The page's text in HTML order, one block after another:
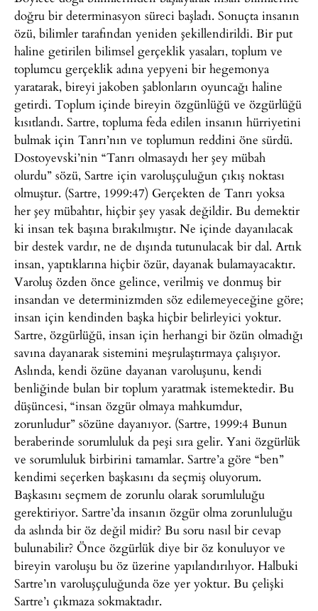
doğru bir determinasyon süreci başladı. Sonuçta insanın
özü, bilimler tarafından yeniden şekillendirildi. Bir put
haline getirilen bilimsel gerçeklik yasaları, toplum ve
toplumcu gerçeklik adına yepyeni bir hegemonya
yaratarak, bireyi jakoben şablonların oyuncağı haline
getirdi. Toplum içinde bireyin özgünlüğü ve özgürlüğü
kısıtlandı. Sartre, topluma feda edilen insanın hürriyetini
bulmak için Tanrı’nın ve toplumun reddini öne sürdü.
Dostoyevski’nin “Tanrı olmasaydı her şey mübah
olurdu” sözü, Sartre için varoluşçuluğun çıkış noktası
olmuştur. (Sartre, 1999:47) Gerçekten de Tanrı yoksa
her şey mübahtır, hiçbir şey yasak değildir. Bu demektir
ki insan tek başına bırakılmıştır. Ne içinde dayanılacak
bir destek vardır, ne de dışında tutunulacak bir dal. Artık
insan, yaptıklarına hiçbir özür, dayanak bulamayacaktır.
Varoluş özden önce gelince, verilmiş ve donmuş bir
insandan ve determinizmden söz edilemeyeceğine göre;
insan için kendinden başka hiçbir belirleyici yoktur.
Sartre, özgürlüğü, insan için herhangi bir özün olmadığı
savına dayanarak sistemini meşrulaştırmaya çalışıyor.
Aslında, kendi özüne dayanan varoluşunu, kendi
benliğinde bulan bir toplum yaratmak istemektedir. Bu
düşüncesi, “insan özgür olmaya mahkumdur,
zorunludur” sözüne dayanıyor. (Sartre, 1999:4 Bunun
beraberinde sorumluluk da peşi sıra gelir. Yani özgürlük
ve sorumluluk birbirini tamamlar. Sartre’a göre “ben”
kendimi seçerken başkasını da seçmiş oluyorum.
Başkasını seçmem de zorunlu olarak sorumluluğu
gerektiriyor. Sartre’da insanın özgür olma zorunluluğu
da aslında bir öz değil midir? Bu soru nasıl bir cevap
bulunabilir? Önce özgürlük diye bir öz konuluyor ve
bireyin varoluşu bu öz üzerine yapılandırılıyor. Halbuki
Sartre’ın varoluşçuluğunda öze yer yoktur. Bu çelişki
Sartre’ı çıkmaza sokmaktadır.